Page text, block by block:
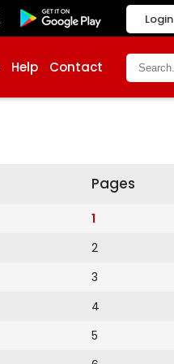
Login
Help Contact
Pages
1
2
3
4
5